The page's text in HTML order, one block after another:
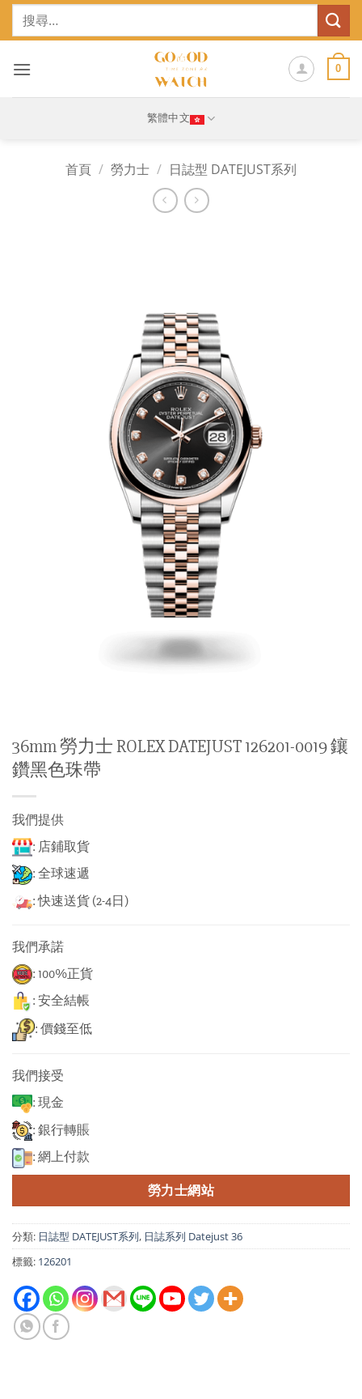
Skip
鍵
0
繁體中文
首頁 / 勞力士 / 日誌型 DATEJUST系列
36mm 勞力士 ROLEX DATEJUST 126201-0019 鑲
鑽黑色珠帶
我們提供
: 店鋪取貨
: 全球速遞
: 快速送貨 (2-4日)
我們承諾
: 100%正貨
: 安全結帳
: 價錢至低
我們接受
: 現金
: 銀行轉賬
: 網上付款
勞力士網站
分類: 日誌型 DATEJUST系列, 日誌系列 Datejust 36
標籤: 126201